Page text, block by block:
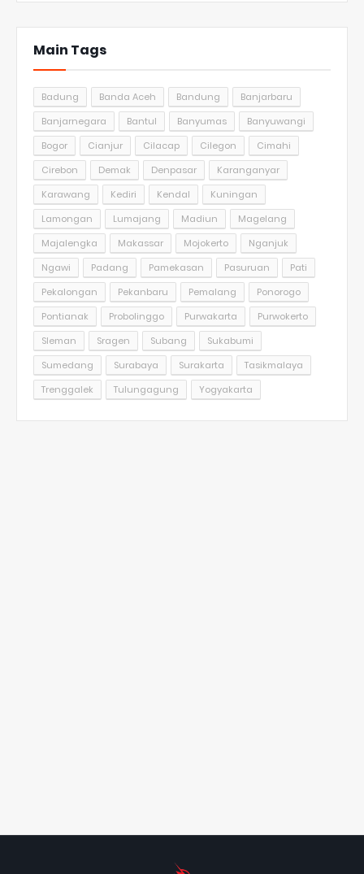
Main Tags
Badung Banda Aceh Bandung
Banjarbaru
Banjarnegara
Bantul Banyumas
Banyuwangi
Bogor
Cianjur Cilacap Cilegon
Cimahi
Cirebon
Demak Denpasar
Karanganyar
Karawang
Kediri Kendal
Kuningan
Lamongan
Lumajang Madiun
Magelang
Majalengka
Makassar Mojokerto
Nganjuk
Ngawi
Padang Pamekasan Pasuruan
Pati
Pekalongan
Pekanbaru Pemalang
Ponorogo
Pontianak
Probolinggo Purwakarta
Purwokerto
Sleman
Sragen Subang
Sukabumi
Sumedang
Surabaya Surakarta
Tasikmalaya
Trenggalek
Tulungagung Yogyakarta